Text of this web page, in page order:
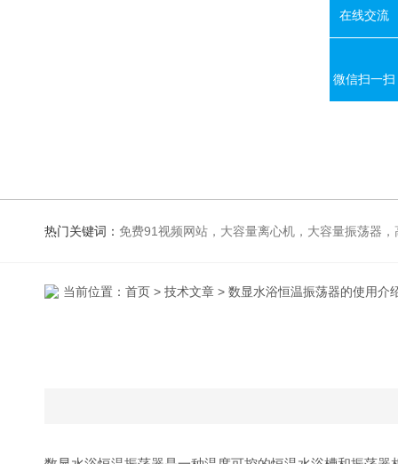
热门关键词： 免费91视频网站，大容量离心机，大容量振荡器，高速冷冻离心机，生化、光照、振荡培养箱，磁力搅拌器，
当前位置： 首页 > 技术文章 > 数显水浴恒温振荡器的使用介
在线交流
微信扫一扫